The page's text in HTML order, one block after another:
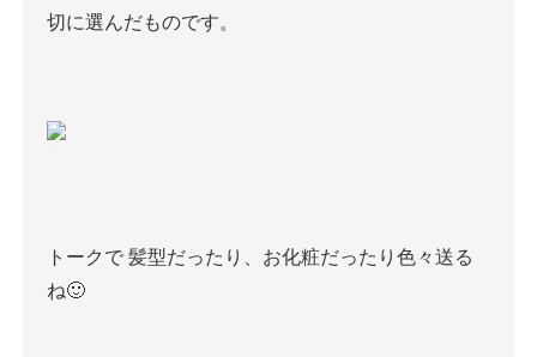
切に選んだものです。
トークで 髪型だったり、お化粧だったり色々送る
ね🙂